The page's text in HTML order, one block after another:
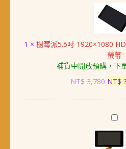
派
5.5
吋
HDMI
電
容
控
螢
1 × 樹莓派5.5吋 1920×1080
螢幕
補貨中開放預購，下
NT$3,780 原
格：
NT$
NT$
樹
莓